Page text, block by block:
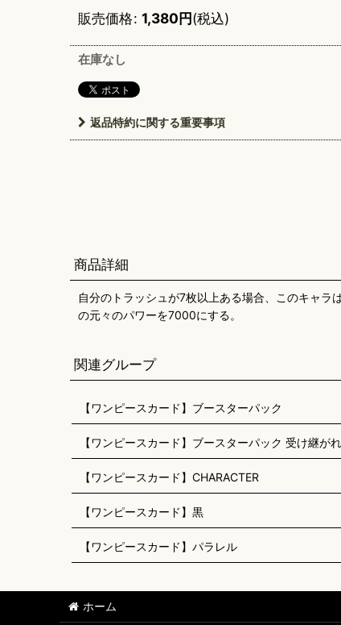
販売価格: 1,380円(税込)
在庫なし
返品特約に関する重要事項
商品詳細
自分のトラッシュが7枚以上ある場合、このキャ
の元々のパワーを7000にする。
関連グループ
【ワンピースカード】ブースターパック
【ワンピースカード】ブースターパック 受け継が
【ワンピースカード】CHARACTER
【ワンピースカード】黒
【ワンピースカード】パラレル
ホーム